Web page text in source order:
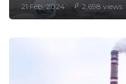
21 Feb, 2024 2,698 views